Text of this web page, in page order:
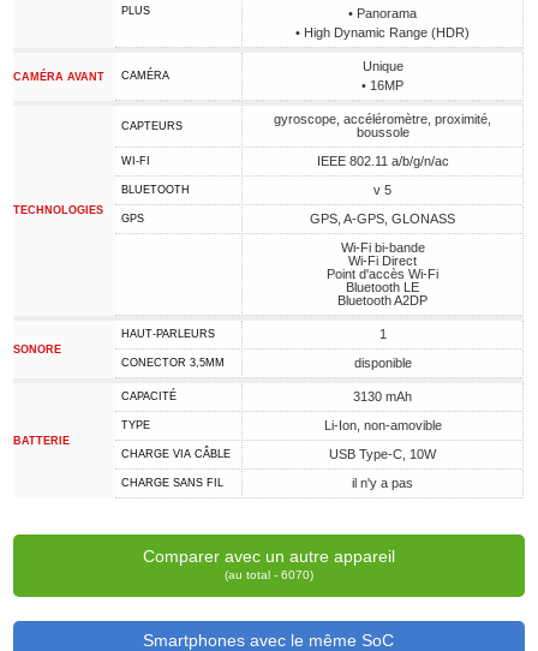
PLUS
• Panorama
• High Dynamic Range (HDR)
CAMÉRA AVANT CAMÉRA
Unique
• 16MP
TECHNOLOGIES
CAPTEURS
gyroscope, accéléromètre, proximité,
boussole
WI-FI IEEE 802.11 a/b/g/n/ac
BLUETOOTH v 5
GPS
GPS, A-GPS, GLONASS
Wi-Fi bi-bande
Wi-Fi Direct
Point d'accès Wi-Fi
Bluetooth LE
Bluetooth A2DP
SONORE
HAUT-PARLEURS 1
CONECTOR 3,5MM disponible
BATTERIE
CAPACITÉ 3130 mAh
TYPE Li-Ion, non-amovible
CHARGE VIA CÂBLE USB Type-C, 10W
CHARGE SANS FIL il n'y a pas
Comparer avec un autre appareil
(au total - 6070)
Smartphones avec le même SoC